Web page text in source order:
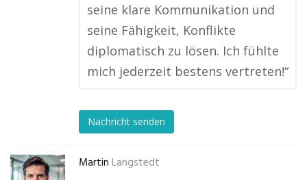
seine klare Kommunikation und
seine Fähigkeit, Konflikte
diplomatisch zu lösen. Ich fühlte
mich jederzeit bestens vertreten!“
Nachricht senden
Martin Langstedt